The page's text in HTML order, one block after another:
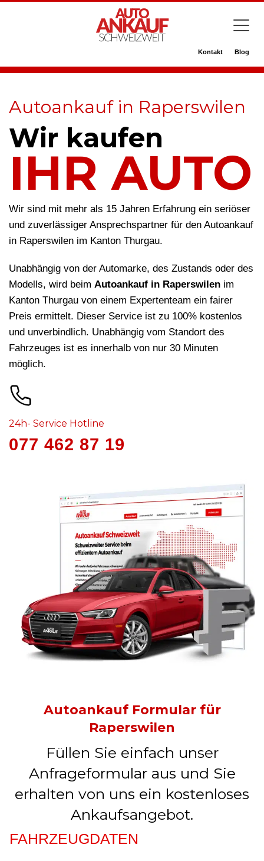
Kontakt Blog
Autoankauf in Raperswilen
Wir kaufen
IHR AUTO
Wir sind mit mehr als 15 Jahren Erfahrung ein seriöser
und zuverlässiger Ansprechspartner für den Autoankauf
in Raperswilen im Kanton Thurgau.
Unabhängig von der Automarke, des Zustands oder des
Modells, wird beim Autoankauf in Raperswilen im
Kanton Thurgau von einem Expertenteam ein fairer
Preis ermittelt. Dieser Service ist zu 100% kostenlos
und unverbindlich. Unabhängig vom Standort des
Fahrzeuges ist es innerhalb von nur 30 Minuten
möglich.
24h- Service Hotline
077 462 87 19
Autoankauf Formular für
Raperswilen
Füllen Sie einfach unser
Anfrageformular aus und Sie
erhalten von uns ein kostenloses
Ankaufsangebot.
FAHRZEUGDATEN